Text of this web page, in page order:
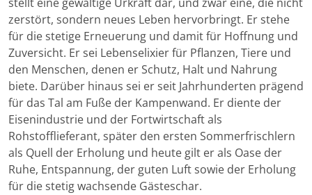
zerstört, sondern neues Leben hervorbringt. Er stehe
für die stetige Erneuerung und damit für Hoffnung und
Zuversicht. Er sei Lebenselixier für Pflanzen, Tiere und
den Menschen, denen er Schutz, Halt und Nahrung
biete. Darüber hinaus sei er seit Jahrhunderten prägend
für das Tal am Fuße der Kampenwand. Er diente der
Eisenindustrie und der Fortwirtschaft als
Rohstofflieferant, später den ersten Sommerfrischlern
als Quell der Erholung und heute gilt er als Oase der
Ruhe, Entspannung, der guten Luft sowie der Erholung
für die stetig wachsende Gästeschar.